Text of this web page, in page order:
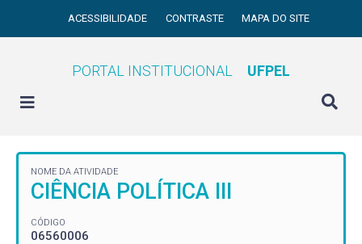
ACESSIBILIDADE CONTRASTE MAPA DO SITE
PORTAL INSTITUCIONAL UFPEL
NOME DA ATIVIDADE
CIÊNCIA POLÍTICA III
CÓDIGO
06560006